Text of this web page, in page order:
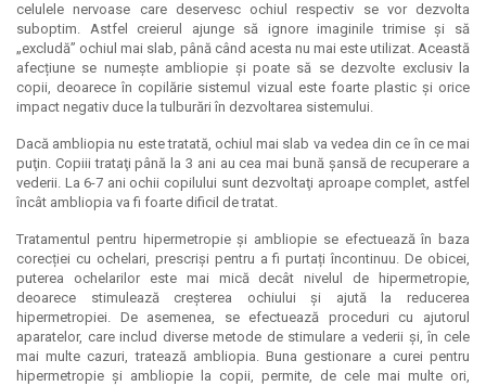
celulele nervoase care deservesc ochiul respectiv se vor dezvolta
suboptim. Astfel creierul ajunge să ignore imaginile trimise şi să
„excludă” ochiul mai slab, până când acesta nu mai este utilizat. Această
afecțiune se numeşte ambliopie şi poate să se dezvolte exclusiv la
copii, deoarece în copilărie sistemul vizual este foarte plastic și orice
impact negativ duce la tulburări în dezvoltarea sistemului.
Dacă ambliopia nu este tratată, ochiul mai slab va vedea din ce în ce mai
puţin. Copiii trataţi până la 3 ani au cea mai bună şansă de recuperare a
vederii. La 6-7 ani ochii copilului sunt dezvoltaţi aproape complet, astfel
încât ambliopia va fi foarte dificil de tratat.
Tratamentul pentru hipermetropie și ambliopie se efectuează în baza
corecției cu ochelari, prescriși pentru a fi purtați încontinuu. De obicei,
puterea ochelarilor este mai mică decât nivelul de hipermetropie,
deoarece stimulează creșterea ochiului și ajută la reducerea
hipermetropiei. De asemenea, se efectuează proceduri cu ajutorul
aparatelor, care includ diverse metode de stimulare a vederii și, în cele
mai multe cazuri, tratează ambliopia. Buna gestionare a curei pentru
hipermetropie și ambliopie la copii, permite, de cele mai multe ori,